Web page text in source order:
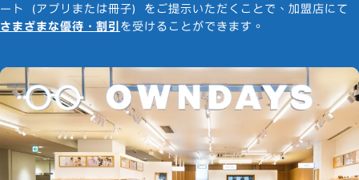
メガネ・サングラス
10%OFF
ート（アプリまたは冊子）をご提示いただくことで、加盟店にて
さまざまな優待・割引 を受けることができます。